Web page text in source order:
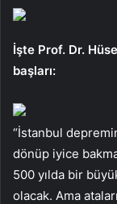
İşte Prof. Dr.
başları:
“İstanbul
dönüp iyice
500 yılda bir
olacak. Ama